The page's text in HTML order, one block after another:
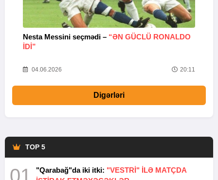
Nesta Messini seçmədi – “ƏN GÜCLÜ RONALDO
IDI”
04.06.2026 20:11
Digərləri
TOP 5
01 "Qarabağ"da iki itki: "VESTRİ" İLƏ MATÇDA